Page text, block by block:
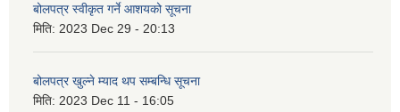
बोलपत्र स्वीकृत गर्ने आशयको सूचना
मिति: 2023 Dec 29 - 20:13
बोलपत्र खुल्ने म्याद थप सम्बन्धि सूचना
मिति: 2023 Dec 11 - 16:05